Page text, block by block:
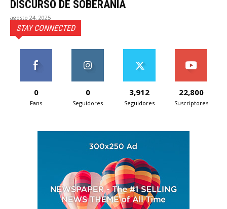
DISCURSO DE SOBERANÍA
agosto 24, 2025
STAY CONNECTED
0
Fans
0
Seguidores
3,912
Seguidores
22,800
Suscriptores